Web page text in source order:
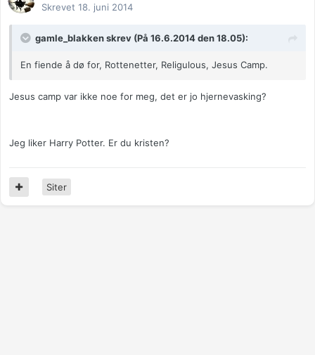
Skrevet 18. juni 2014
gamle_blakken skrev (På 16.6.2014 den 18.05):
En fiende å dø for, Rottenetter, Religulous, Jesus Camp.
Jesus camp var ikke noe for meg, det er jo hjernevasking?
Jeg liker Harry Potter. Er du kristen?
Siter